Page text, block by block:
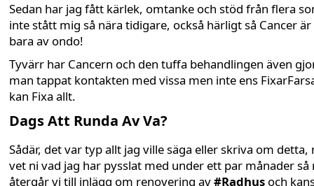
Sedan har jag fått kärlek, omtanke och stöd från flera
inte stått mig så nära tidigare, också härligt så Cancer
bara av ondo!
Tyvärr har Cancern och den tuffa behandlingen även
man tappat kontakten med vissa men inte ens
kan Fixa allt.
Dags Att Runda Av Va?
Sådär, det var typ allt jag ville säga eller skriva om detta,
vet ni vad jag har pysslat med under ett par månader så
återgår vi till inlägg om renovering av#Radhus och